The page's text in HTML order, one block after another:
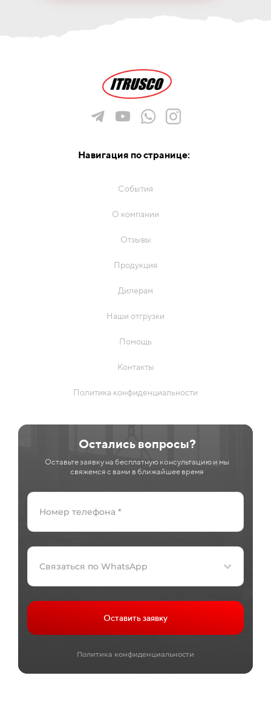
Навигация по странице:
События
О компании
Отзывы
Продукция
Дилерам
Наши отгрузки
Помощь
Контакты
Политика конфиденциальности
Остались вопросы?
Оставьте заявку на бесплатную консультацию и мы
свяжемся с вами в ближайшее время
Связаться по WhatsApp
Оставить заявку
Политика конфиденциальности